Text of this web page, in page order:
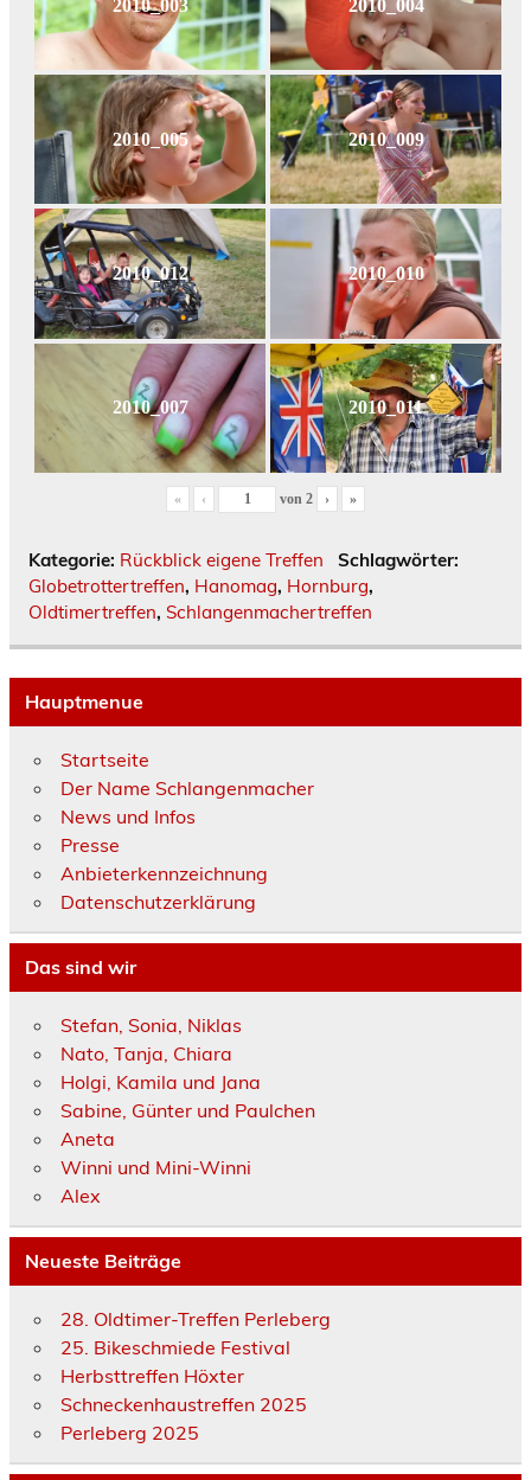
2010_003 2010_004
2010_005 2010_009
2010_012 2010_010
2010_007 2010_011
« ‹ von 2 › »
Kategorie: Rückblick eigene Treffen
Schlagwörter:
Globetrottertreffen, Hanomag, Hornburg,
Oldtimertreffen, Schlangenmachertreffen
Hauptmenue
Startseite
Der Name Schlangenmacher
News und Infos
Presse
Anbieterkennzeichnung
Datenschutzerklärung
Das sind wir
Stefan, Sonia, Niklas
Nato, Tanja, Chiara
Holgi, Kamila und Jana
Sabine, Günter und Paulchen
Aneta
Winni und Mini-Winni
Alex
Neueste Beiträge
28. Oldtimer-Treffen Perleberg
25. Bikeschmiede Festival
Herbsttreffen Höxter
Schneckenhaustreffen 2025
Perleberg 2025